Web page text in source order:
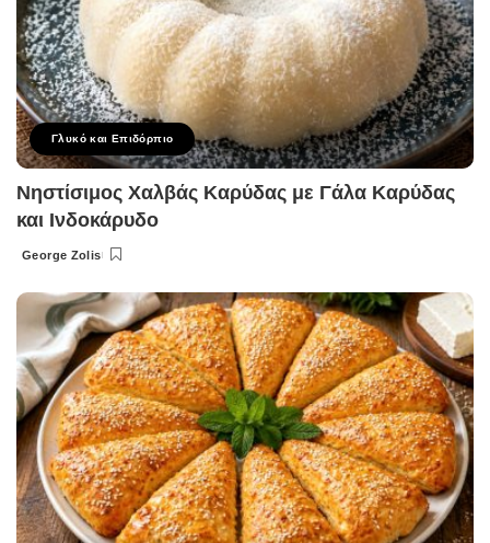
Γλυκό και Επιδόρπιο
Νηστίσιμος Χαλβάς Καρύδας με Γάλα Καρύδας
και Ινδοκάρυδο
Posted
George Zolis